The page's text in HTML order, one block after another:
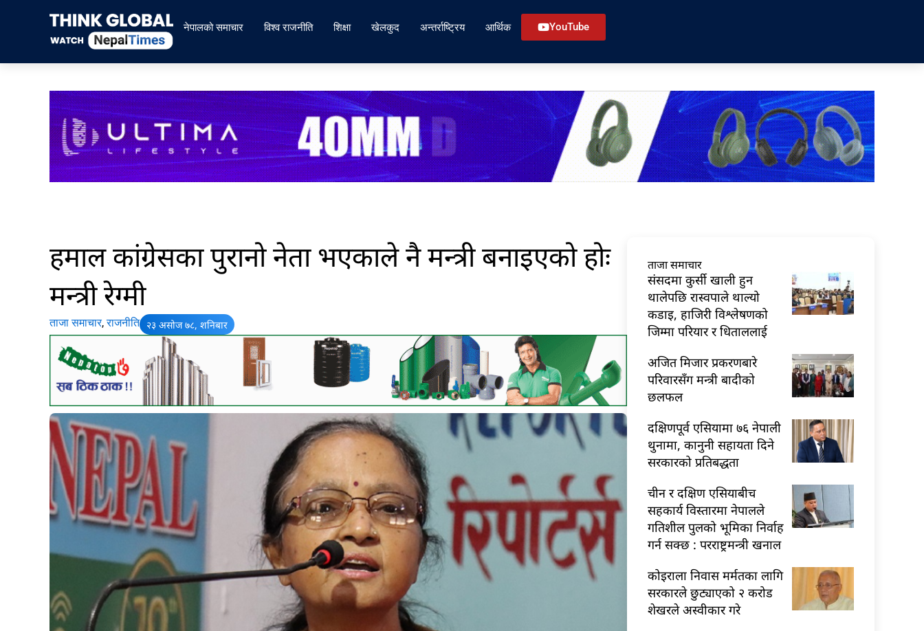
नेपालको समाचार विश्व राजनीति शिक्षा खेलकुद अन्तर्राष्ट्रिय आर्थिक YouTube
हमाल कांग्रेसका पुरानो नेता भएकाले नै मन्त्री बनाइएको होः
मन्त्री रेग्मी
ताजा समाचार,राजनीति २३ असोज ७८, शनिबार
ताजा समाचार
संसदमा कुर्सी खाली हुन
थालेपछि रास्वपाले थाल्यो
कडाइ, हाजिरी विश्लेषणको
जिम्मा परियार र धिताललाई
अजित मिजार प्रकरणबारे
परिवारसँग मन्त्री बादीको
छलफल
दक्षिणपूर्व एसियामा ७६ नेपाली
थुनामा, कानुनी सहायता दिने
सरकारको प्रतिबद्धता
चीन र दक्षिण एसियाबीच
सहकार्य विस्तारमा नेपालले
गतिशील पुलको भूमिका निर्वाह
गर्न सक्छ : परराष्ट्रमन्त्री खनाल
कोइराला निवास मर्मतका लागि
सरकारले छुट्याएको २ करोड
शेखरले अस्वीकार गरे